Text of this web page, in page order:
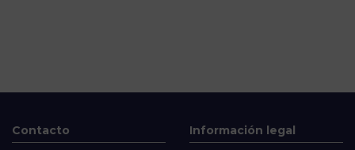
Contacto Información legal